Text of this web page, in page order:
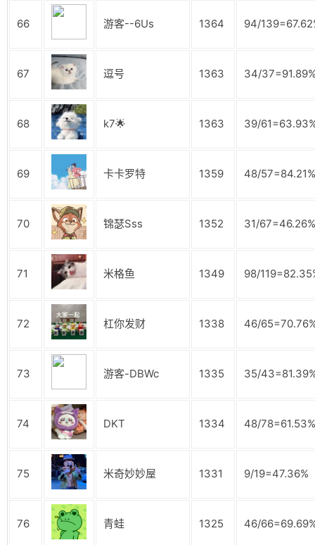
66 游客--6Us 1364 94/
67 逗号 1363 34/
68 k7🌟 1363 39/
69 卡卡罗特 1359 48/57=84.21%
70 锦瑟Sss 1352 31/67=46.26%
71 米格鱼 1349 98/
72 杠你发财 1338 46/
73 游客-DBWc 1335 35/
74 DKT 1334 48/78=61.53%
75 米奇妙妙屋 1331 9/19=47.36%
76 青蛙 1325 46/